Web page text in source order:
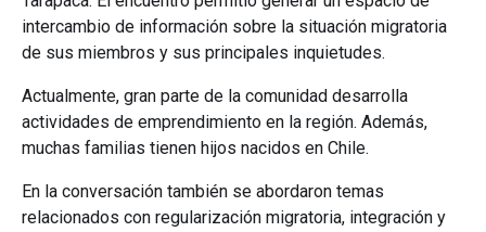
intercambio de información sobre la situación migratoria
de sus miembros y sus principales inquietudes.
Actualmente, gran parte de la comunidad desarrolla
actividades de emprendimiento en la región. Además,
muchas familias tienen hijos nacidos en Chile.
En la conversación también se abordaron temas
relacionados con regularización migratoria, integración y